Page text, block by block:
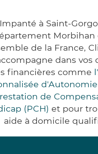
Impanté à Saint-
Morbihan
de la France,
dans vos
financières comme
d'Autonomie
de
(PCH) et pour
aide à domicile